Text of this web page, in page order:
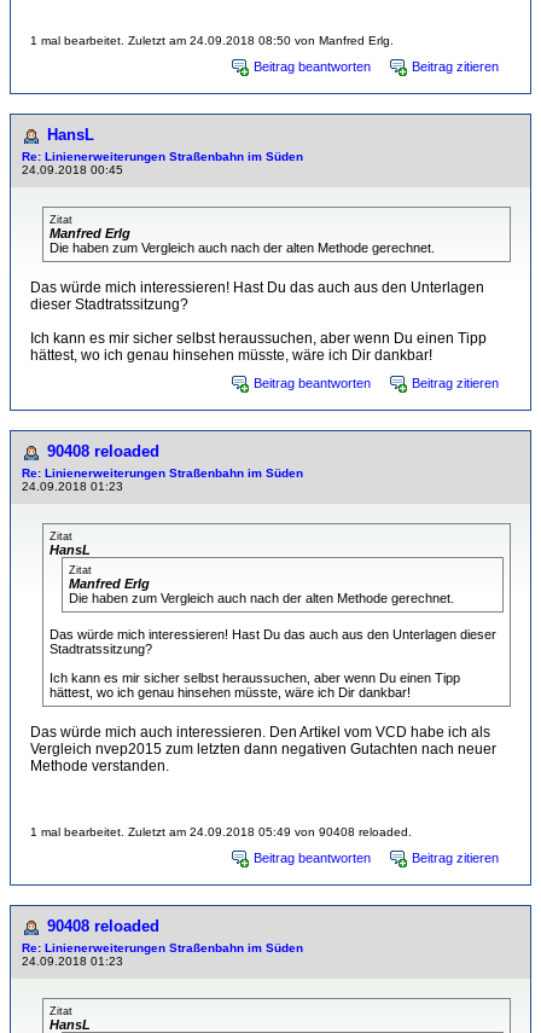
1 mal bearbeitet. Zuletzt am 24.09.2018 08:50 von Manfred Erlg.
Beitrag beantworten Beitrag zitieren
HansL
Re: Linienerweiterungen Straßenbahn im Süden
24.09.2018 00:45
Zitat
Manfred Erlg
Die haben zum Vergleich auch nach der alten Methode gerechnet.
Das würde mich interessieren! Hast Du das auch aus den Unterlagen
dieser Stadtratssitzung?
Ich kann es mir sicher selbst heraussuchen, aber wenn Du einen Tipp
hättest, wo ich genau hinsehen müsste, wäre ich Dir dankbar!
Beitrag beantworten Beitrag zitieren
90408 reloaded
Re: Linienerweiterungen Straßenbahn im Süden
24.09.2018 01:23
Zitat
HansL
Zitat
Manfred Erlg
Die haben zum Vergleich auch nach der alten Methode gerechnet.
Das würde mich interessieren! Hast Du das auch aus den Unterlagen dieser
Stadtratssitzung?
Ich kann es mir sicher selbst heraussuchen, aber wenn Du einen Tipp
hättest, wo ich genau hinsehen müsste, wäre ich Dir dankbar!
Das würde mich auch interessieren. Den Artikel vom VCD habe ich als
Vergleich nvep2015 zum letzten dann negativen Gutachten nach neuer
Methode verstanden.
1 mal bearbeitet. Zuletzt am 24.09.2018 05:49 von 90408 reloaded.
Beitrag beantworten Beitrag zitieren
90408 reloaded
Re: Linienerweiterungen Straßenbahn im Süden
24.09.2018 01:23
Zitat
HansL